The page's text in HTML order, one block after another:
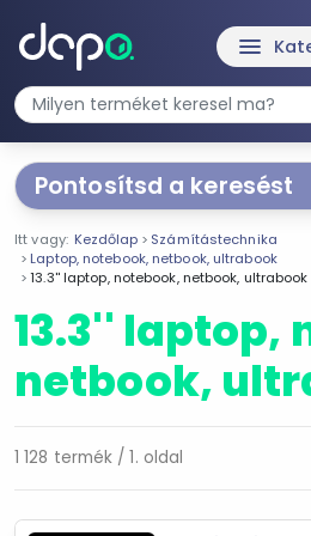
menu
Pontosítsd a keresést
Segítünk a keresésben!
Válaszd ki a jellemzőketTe
Termékjellemzők
13.3''
15.6''
I7
1 TB
Itt vagy: Kezdőlap
Számítástechnika
Laptop, notebook, netbook, ultrabook
13.3'' laptop, notebook, netbook,
13.3'' laptop,
netbook,
1 128 termék / 1. oldal